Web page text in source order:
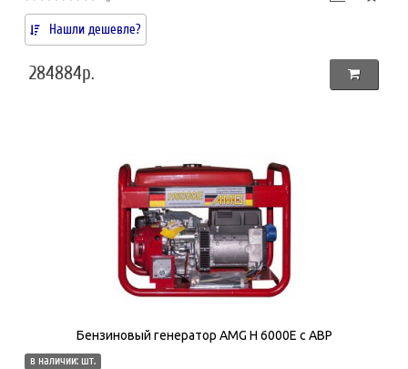
Нашли дешевле?
284884р.
Бензиновый генератор AMG H 6000E с АВР
в наличии: шт.